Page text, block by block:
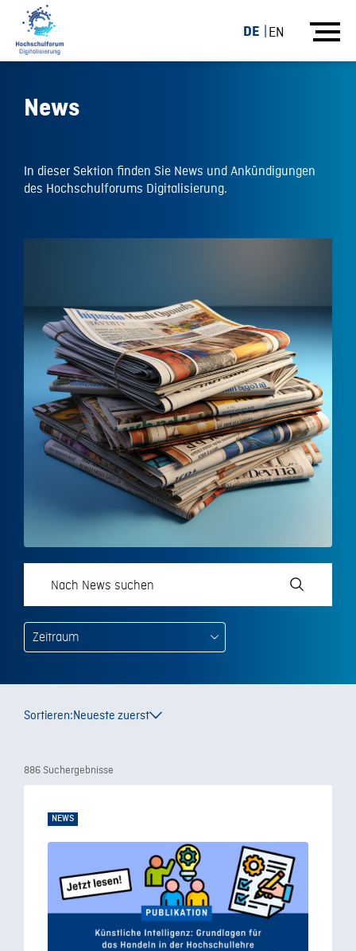
DE EN
News
In dieser Sektion finden Sie News und Ankündigungen
des Hochschulforums Digitalisierung.
Sortieren:Neueste zuerst
886 Suchergebnisse
NEWS